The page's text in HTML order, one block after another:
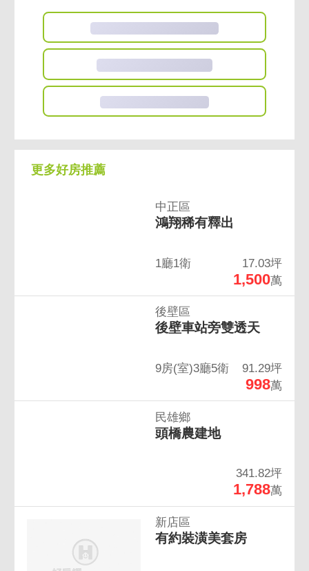
更多好房推薦
中正區
鴻翔稀有釋出
1廳1衛 17.03坪
1,500萬
後壁區
後壁車站旁雙透天
9房(室)3廳5衛 91.29坪
998萬
民雄鄉
頭橋農建地
341.82坪
1,788萬
新店區
有約裝潢美套房